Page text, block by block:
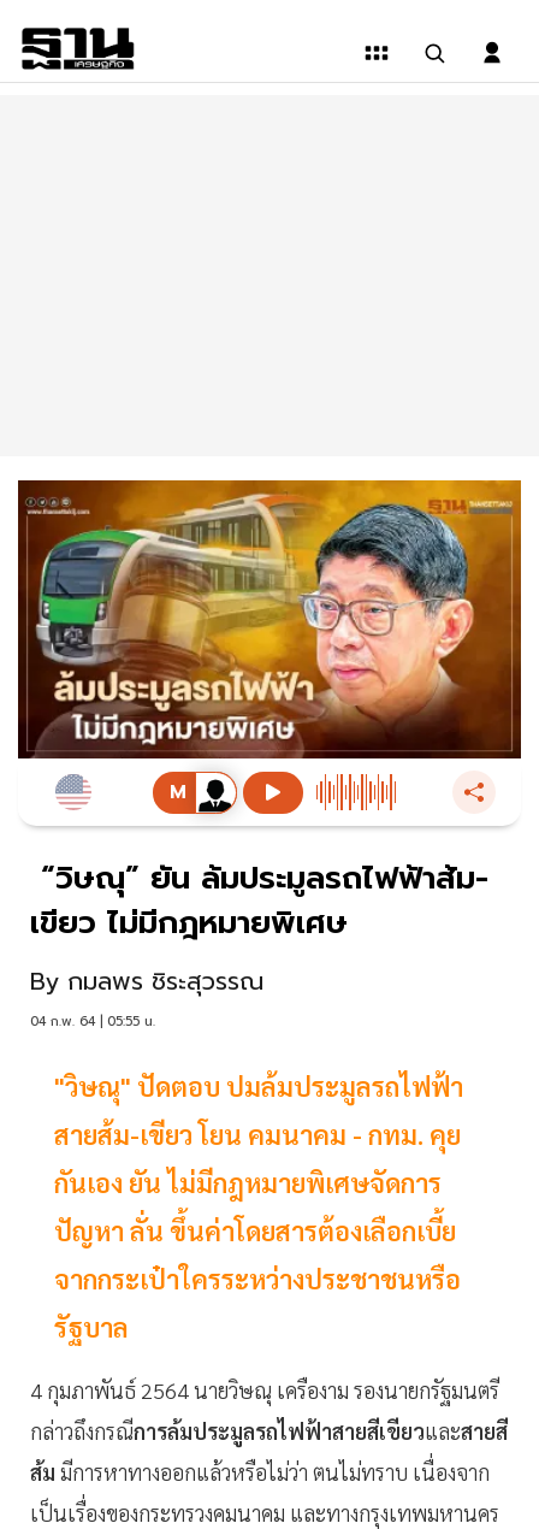
“วิษณุ” ยัน ล้มประมูลรถไฟฟ้าส้ม-
เขียว ไม่มีกฎหมายพิเศษ
By กมลพร ชิระสุวรรณ
04 ก.พ. 64 | 05:55 น.
"วิษณุ" ปัดตอบ ปมล้มประมูลรถไฟฟ้า
สายส้ม-เขียว โยน คมนาคม - กทม. คุย
กันเอง ยัน ไม่มีกฎหมายพิเศษจัดการ
ปัญหา ลั่น ขึ้นค่าโดยสารต้องเลือกเบี้ย
จากกระเป๋าใครระหว่างประชาชนหรือ
รัฐบาล
4 กุมภาพันธ์ 2564นายวิษณุ เครืองาม รองนายกรัฐมนตรี
กล่าวถึงกรณีการล้มประมูลรถไฟฟ้าสายสีเขียวและสายสี
ส้ม มีการหาทางออกแล้วหรือไม่ว่า ตนไม่ทราบ เนื่องจาก
เป็นเรื่องของกระทรวงคมนาคม และทางกรุงเทพมหานคร